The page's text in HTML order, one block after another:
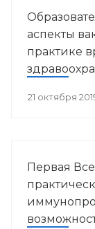
аспекты
практике
21 октября
Первая